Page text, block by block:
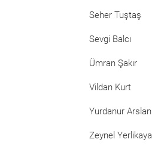
Seher Tuştaş
Sevgi Balcı
Ümran Şakır
Vildan Kurt
Yurdanur Arslan
Zeynel Yerlikaya